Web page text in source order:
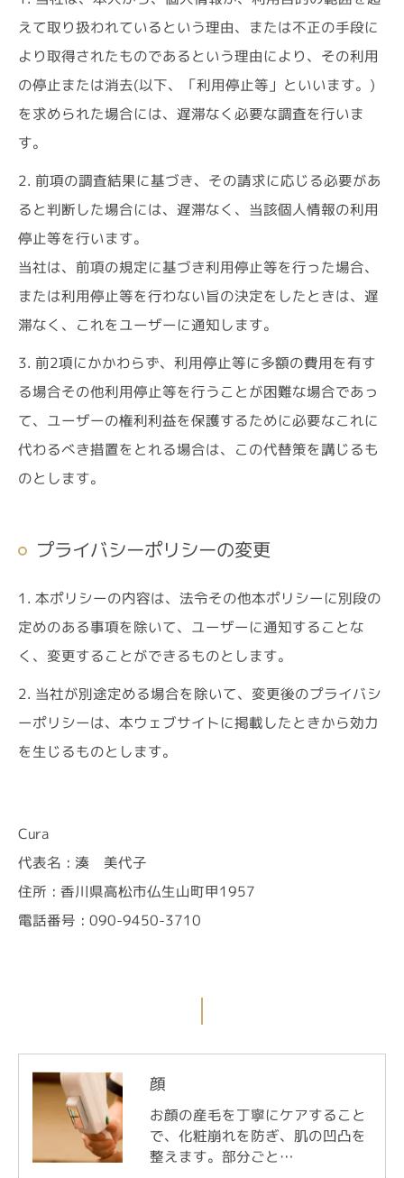
えて取り扱われているという理由、または不正の手段に
より取得されたものであるという理由により、その利用
の停止または消去(以下、「利用停止等」といいます。)
を求められた場合には、遅滞なく必要な調査を行いま
す。
2. 前項の調査結果に基づき、その請求に応じる必要があ
ると判断した場合には、遅滞なく、当該個人情報の利用
停止等を行います。
当社は、前項の規定に基づき利用停止等を行った場合、
または利用停止等を行わない旨の決定をしたときは、遅
滞なく、これをユーザーに通知します。
3. 前2項にかかわらず、利用停止等に多額の費用を有す
る場合その他利用停止等を行うことが困難な場合であっ
て、ユーザーの権利利益を保護するために必要なこれに
代わるべき措置をとれる場合は、この代替策を講じるも
のとします。
プライバシーポリシーの変更
1. 本ポリシーの内容は、法令その他本ポリシーに別段の
定めのある事項を除いて、ユーザーに通知することな
く、変更することができるものとします。
2. 当社が別途定める場合を除いて、変更後のプライバシ
ーポリシーは、本ウェブサイトに掲載したときから効力
を生じるものとします。
Cura
代表名 : 湊 美代子
住所 : 香川県高松市仏生山町甲1957
電話番号 : 090-9450-3710
顔
お顔の産毛を丁寧にケアすること
で、化粧崩れを防ぎ、肌の凹凸を
整えます。部分ごと…